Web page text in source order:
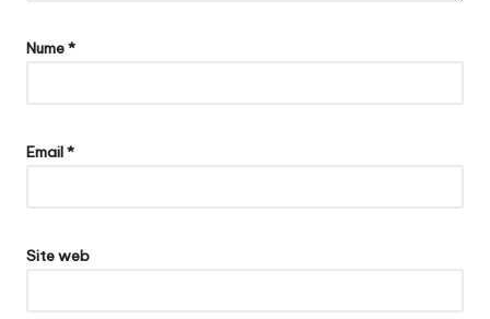
Nume*
Email*
Site web